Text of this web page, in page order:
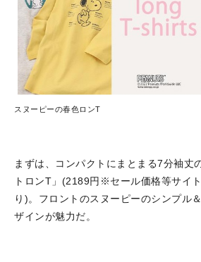
スヌーピーの春色ロンT
まずは、コンパクトにまとまる7分袖丈
トロンT」(2189円※セール価格等サイ
り)。フロントのスヌーピーのシンプル
ザインが魅力だ。